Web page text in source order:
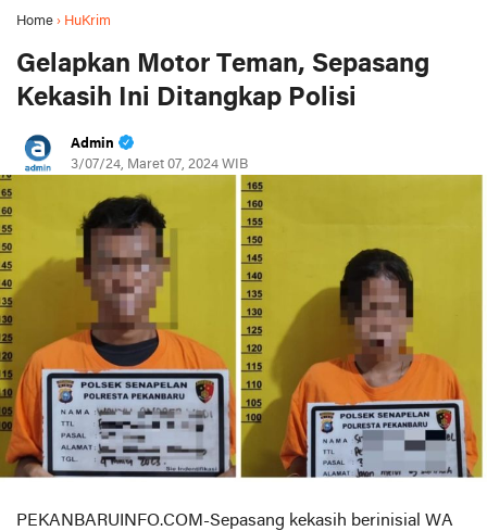
Home › HuKrim
Gelapkan Motor Teman, Sepasang
Kekasih Ini Ditangkap Polisi
Admin
3/07/24, Maret 07, 2024 WIB
PEKANBARUINFO.COM-Sepasang kekasih berinisial WA